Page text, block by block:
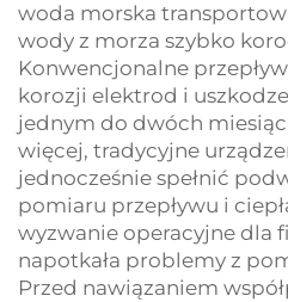
woda morska
wody z morza szybko
Konwencjonalne
korozji elektrod i
jednym do dwóch
więcej, tradycyjne
jednocześnie spełnić
pomiaru przepływu i
wyzwanie operacyjne dla
napotkała problemy z
Przed nawiązaniem